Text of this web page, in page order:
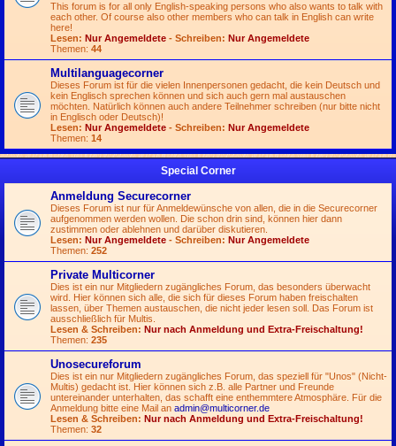
This forum is for all only English-speaking persons who also wants to talk with
each other. Of course also other members who can talk in English can write
here!
Lesen: Nur Angemeldete - Schreiben: Nur Angemeldete
Themen: 44
Multilanguagecorner
Dieses Forum ist für die vielen Innenpersonen gedacht, die kein Deutsch und
kein Englisch sprechen können und sich auch gern mal austauschen
möchten. Natürlich können auch andere Teilnehmer schreiben (nur bitte nicht
in Englisch oder Deutsch)!
Lesen: Nur Angemeldete - Schreiben: Nur Angemeldete
Themen: 14
Special Corner
Anmeldung Securecorner
Dieses Forum ist nur für Anmeldewünsche von allen, die in die Securecorner
aufgenommen werden wollen. Die schon drin sind, können hier dann
zustimmen oder ablehnen und darüber diskutieren.
Lesen: Nur Angemeldete - Schreiben: Nur Angemeldete
Themen: 252
Private Multicorner
Dies ist ein nur Mitgliedern zugängliches Forum, das besonders überwacht
wird. Hier können sich alle, die sich für dieses Forum haben freischalten
lassen, über Themen austauschen, die nicht jeder lesen soll. Das Forum ist
ausschließlich für Multis.
Lesen & Schreiben: Nur nach Anmeldung und Extra-Freischaltung!
Themen: 235
Unosecureforum
Dies ist ein nur Mitgliedern zugängliches Forum, das speziell für "Unos" (Nicht-
Multis) gedacht ist. Hier können sich z.B. alle Partner und Freunde
untereinander unterhalten, das schafft eine enthemmtere Atmosphäre. Für die
Anmeldung bitte eine Mail an admin@multicorner.de
Lesen & Schreiben: Nur nach Anmeldung und Extra-Freischaltung!
Themen: 32